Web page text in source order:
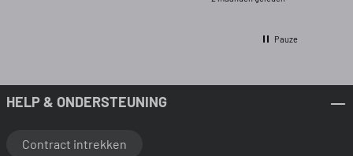
Pauze
HELP & ONDERSTEUNING
Contract intrekken